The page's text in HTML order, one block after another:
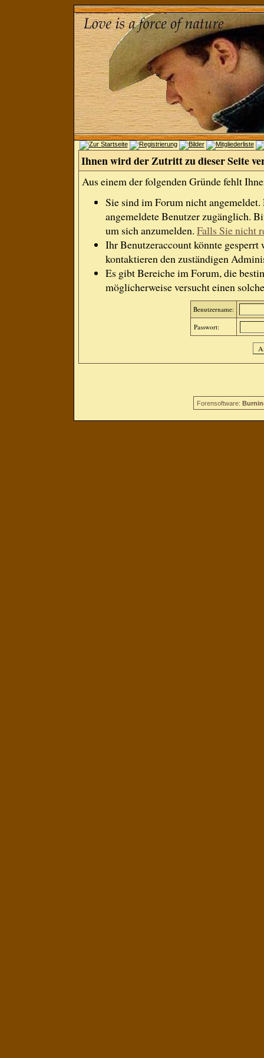
Ihnen wird der Zutritt zu dieser Seite
Aus einem der folgenden Gründe fehlt
Sie sind im Forum nicht
angemeldete Benutzer zugänglich.
um sich anzumelden. Falls Sie nicht
Ihr Benutzeraccount könnte gesperrt
kontaktieren den zuständigen
Es gibt Bereiche im Forum, die
möglicherweise versucht einen
Benutzername:
Passwort:
Forensoftware: